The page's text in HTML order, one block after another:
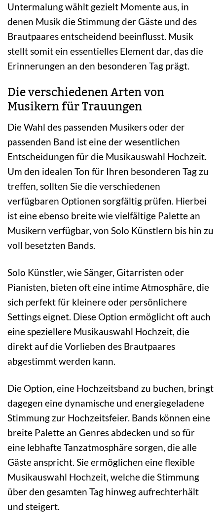
Untermalung wählt gezielt Momente aus, in
denen Musik die Stimmung der Gäste und des
Brautpaares entscheidend beeinflusst. Musik
stellt somit ein essentielles Element dar, das die
Erinnerungen an den besonderen Tag prägt.
Die verschiedenen Arten von
Musikern für Trauungen
Die Wahl des passenden Musikers oder der
passenden Band ist eine der wesentlichen
Entscheidungen für die Musikauswahl Hochzeit.
Um den idealen Ton für Ihren besonderen Tag zu
treffen, sollten Sie die verschiedenen
verfügbaren Optionen sorgfältig prüfen. Hierbei
ist eine ebenso breite wie vielfältige Palette an
Musikern verfügbar, von Solo Künstlern bis hin zu
voll besetzten Bands.
Solo Künstler, wie Sänger, Gitarristen oder
Pianisten, bieten oft eine intime Atmosphäre, die
sich perfekt für kleinere oder persönlichere
Settings eignet. Diese Option ermöglicht oft auch
eine speziellere Musikauswahl Hochzeit, die
direkt auf die Vorlieben des Brautpaares
abgestimmt werden kann.
Die Option, eine Hochzeitsband zu buchen, bringt
dagegen eine dynamische und energiegeladene
Stimmung zur Hochzeitsfeier. Bands können eine
breite Palette an Genres abdecken und so für
eine lebhafte Tanzatmosphäre sorgen, die alle
Gäste anspricht. Sie ermöglichen eine flexible
Musikauswahl Hochzeit, welche die Stimmung
über den gesamten Tag hinweg aufrechterhält
und steigert.